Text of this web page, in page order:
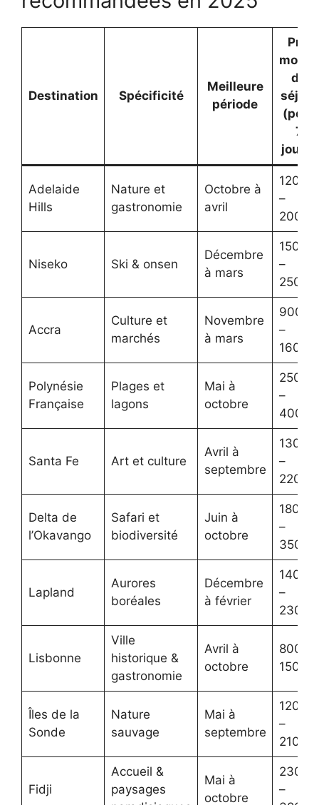
Destination Spécificité
Meilleure
période
Prix
moyen
du
séjour
(pour
7
jours)
Adelaide
Hills
Nature et
gastronomie
Octobre à
avril
1200€
–
2000€
Niseko Ski & onsen
Décembre
à mars
1500€
–
2500€
Accra
Culture et
marchés
Novembre
à mars
900€
–
1600€
Polynésie
Française
Plages et
lagons
Mai à
octobre
2500€
–
4000€
Santa Fe Art et culture
Avril à
septembre
1300€
–
2200€
Delta de
l’Okavango
Safari et
biodiversité
Juin à
octobre
1800€
–
3500€
Lapland
Aurores
boréales
Décembre
à février
1400€
–
2300€
Lisbonne
Ville
historique &
gastronomie
Avril à
octobre
800€ –
1500€
Îles de la
Sonde
Nature
sauvage
Mai à
septembre
1200€
–
2100€
Fidji
Accueil &
paysages
Mai à
octobre
2300€
–